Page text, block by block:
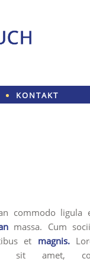
KONTAKT
commodo ligula
massa. Cum
et magnis.
sit amet,